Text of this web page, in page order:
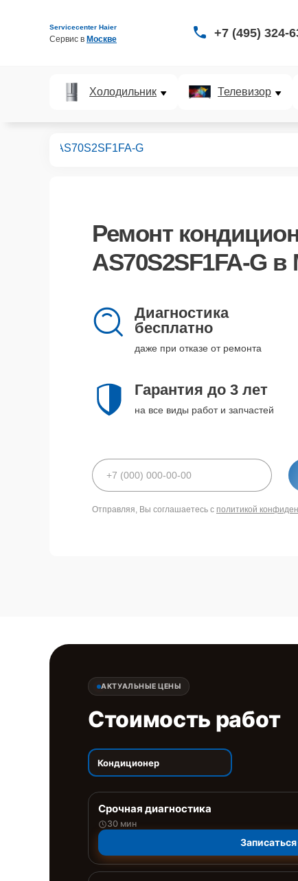
Servicecenter Haier
Сервис в Москве +7 (495) 324-
Холодильник Телевизор
AS70S2SF1FA-G
Ремонт
AS70S2SF1FA-G в
Диагностика
бесплатно
даже при отказе от ремонта
Гарантия до 3 лет
на все виды работ и запчастей
Отправляя, Вы соглашаетесь с политикой
АКТУАЛЬНЫЕ ЦЕНЫ
Стоимость работ
Кондиционер
Срочная диагностика
30 мин
Записаться